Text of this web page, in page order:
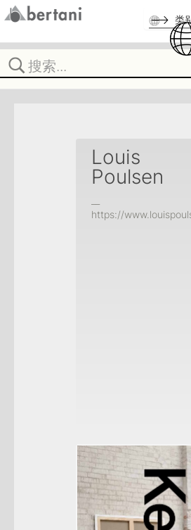
类
Louis
Poulsen
https://